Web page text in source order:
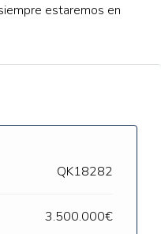
estaremos en
QK18282
3.500.000€